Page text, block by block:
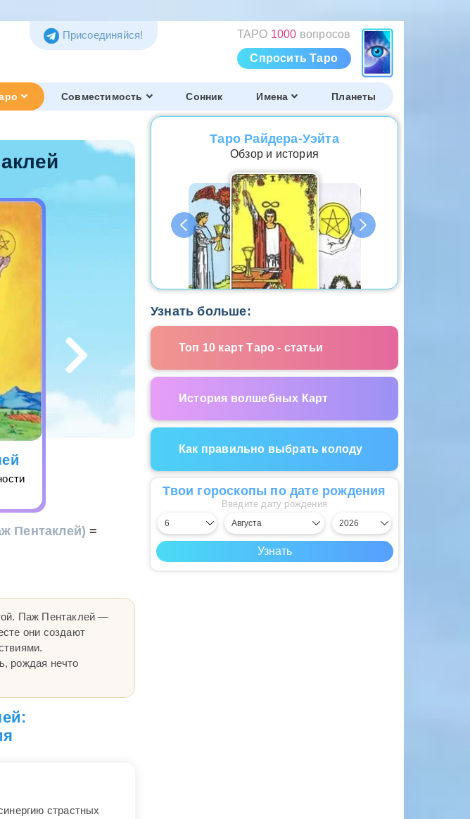
ТАРО 1000 вопросов
Спросить Таро
Присоединяйся!
Совместимость Сонник Имена Планеты
Пентаклей) =
Паж Пентаклей —
они создают
рождая нечто
страстных
Тота
и история
Таро Райдера-Уэйта
Обзор и история
Узнать больше:
Топ 10 карт Таро - статьи
История волшебных Карт
Как правильно выбрать колоду
Твои гороскопы по дате рождения
Введите дату рождения